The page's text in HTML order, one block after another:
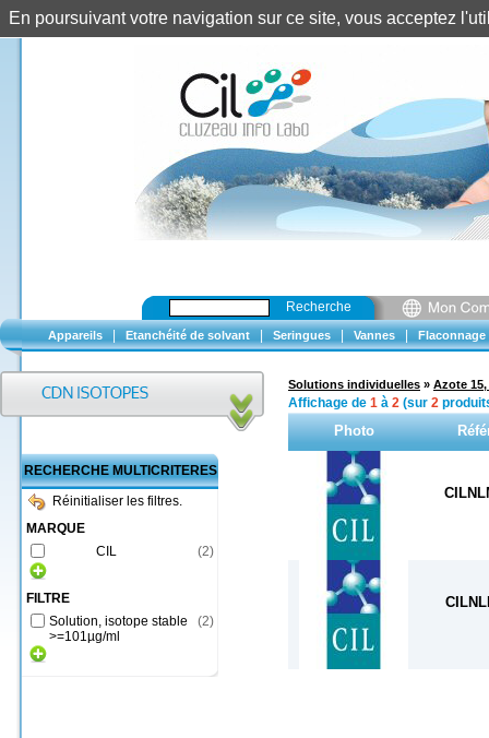
Recherche
Appareils Etanchéité de solvant Seringues Vannes Flaconnage
RECHERCHE MULTICRITERES
Réinitialiser les filtres.
MARQUE
CIL
(2)
FILTRE
Solution, isotope stable
>=101µg/ml
(2)
Solutions individuelles » Azote 15,
Affichage de 1 à 2 (sur 2
Photo
En poursuivant votre navigation sur ce site, vous acceptez